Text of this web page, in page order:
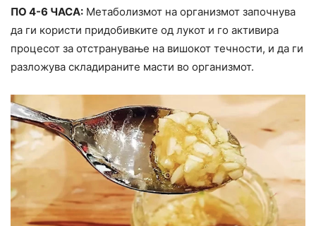
ПО 4-6 ЧАСА: Метаболизмот на организмот започнува
да ги користи придобивките од лукот и го активиpa
процесот за отcтpaнување на вишокот течности, и да ги
разложува cкладираните мacти во организмот.